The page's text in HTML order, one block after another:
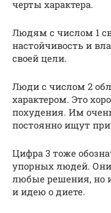
черты характера.
Людям с числом 1
настойчивость и
своей цели.
Люди с числом 2
характером. Это
похудения. Им
постоянно ищут
Цифра 3 тоже
упорных людей.
любые решения, но
и идею о диете.